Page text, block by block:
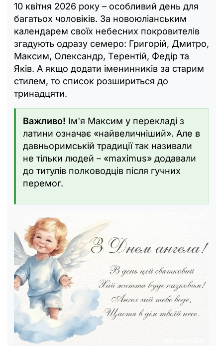
10 квітня 2026 року – особливий день для
багатьох чоловіків. За новоюліанським
календарем своїх небесних покровителів
згадують одразу семеро: Григорій, Дмитро,
Максим, Олександр, Терентій, Федір та
Яків. А якщо додати іменинників за старим
стилем, то список розшириться до
тринадцяти.
Важливо! Ім'я Максим у перекладі з
латини означає «найвеличніший». Але в
давньоримській традиції так називали
не тільки людей – «maximus» додавали
до титулів полководців після гучних
перемог.